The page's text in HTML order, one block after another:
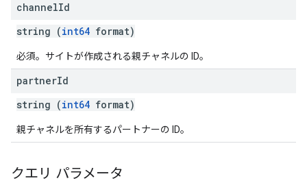
channelId
string (int64 format)
必須。サイトが作成される親チャネルの ID。
partnerId
string (int64 format)
親チャネルを所有するパートナーの ID。
クエリ パラメータ